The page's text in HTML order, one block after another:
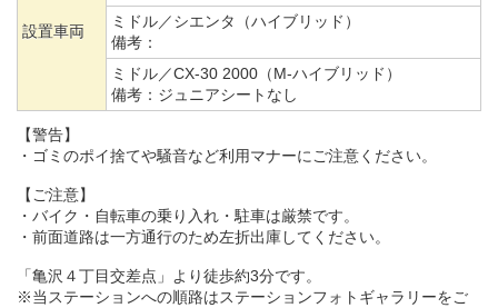
設置車両
ミドル／シエンタ（ハイブリッド）
備考：
ミドル／CX-30 2000（M-ハイブリッド）
備考： ジュニアシートなし
【警告】
・ゴミのポイ捨てや騒音など利用マナーにご注意ください。
【ご注意】
・バイク・自転車の乗り入れ・駐車は厳禁です。
・前面道路は一方通行のため左折出庫してください。
「亀沢４丁目交差点」より徒歩約3分です。
※当ステーションへの順路はステーションフォトギャラリーをご